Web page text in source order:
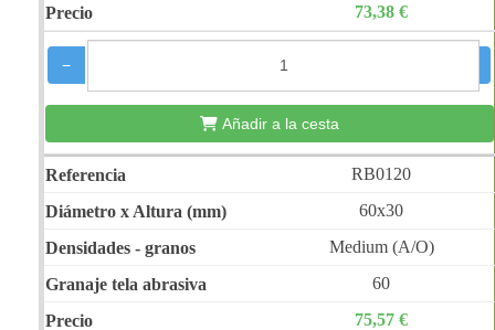
73,38 €
−
Añadir a la cesta
RB0120
60x30
Medium (A/O)
60
75,57 €